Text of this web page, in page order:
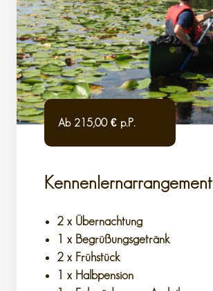
Ab 215,00 € p.P.
Kennenlernarrangement
2 x Übernachtung
1 x Begrüßungsgetränk
2 x Frühstück
1 x Halbpension